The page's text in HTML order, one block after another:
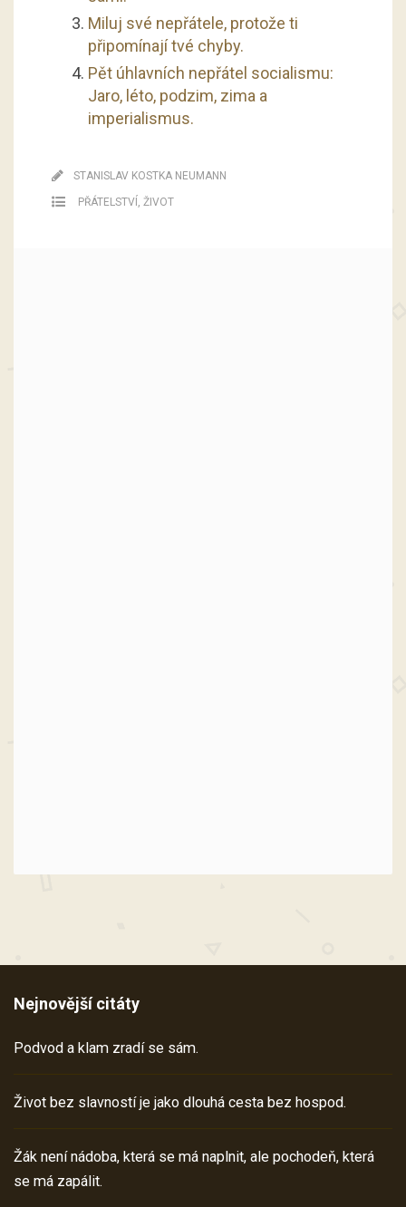
Miluj své nepřátele, protože ti
připomínají tvé chyby.
Pět úhlavních nepřátel socialismu:
Jaro, léto, podzim, zima a
imperialismus.
STANISLAV KOSTKA NEUMANN
PŘÁTELSTVÍ, ŽIVOT
Nejnovější citáty
Podvod a klam zradí se sám.
Život bez slavností je jako dlouhá cesta bez hospod.
Žák není nádoba, která se má naplnit, ale pochodeň, která
se má zapálit.